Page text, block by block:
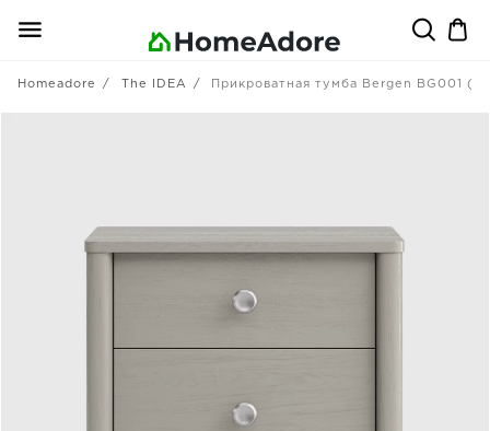
Homeadore The IDEA Прикроватная тумба Bergen BG001